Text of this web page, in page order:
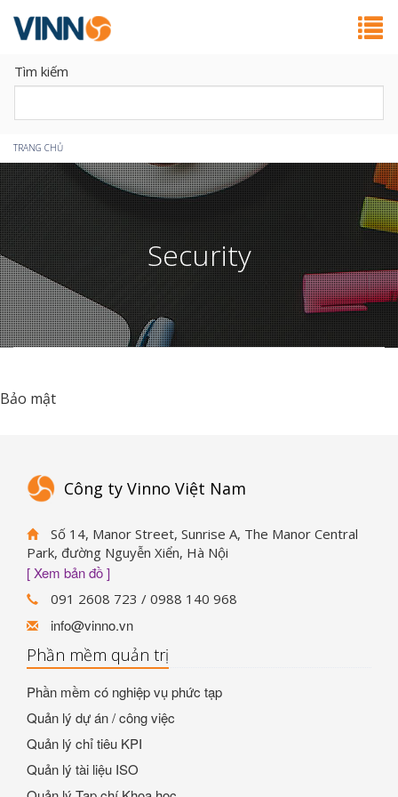
Tìm kiếm
Bạn
đang
ở
đây
TRANG CHỦ
Security
Bảo mật
Công ty Vinno Việt Nam
Số 14, Manor Street, Sunrise A, The Manor Central
Park, đường Nguyễn Xiển, Hà Nội
[ Xem bản đồ ]
091 2608 723 / 0988 140 968
info@vinno.vn
Phần mềm quản trị
Phần mềm có nghiệp vụ phức tạp
Quản lý dự án / công việc
Quản lý chỉ tiêu KPI
Quản lý tài liệu ISO